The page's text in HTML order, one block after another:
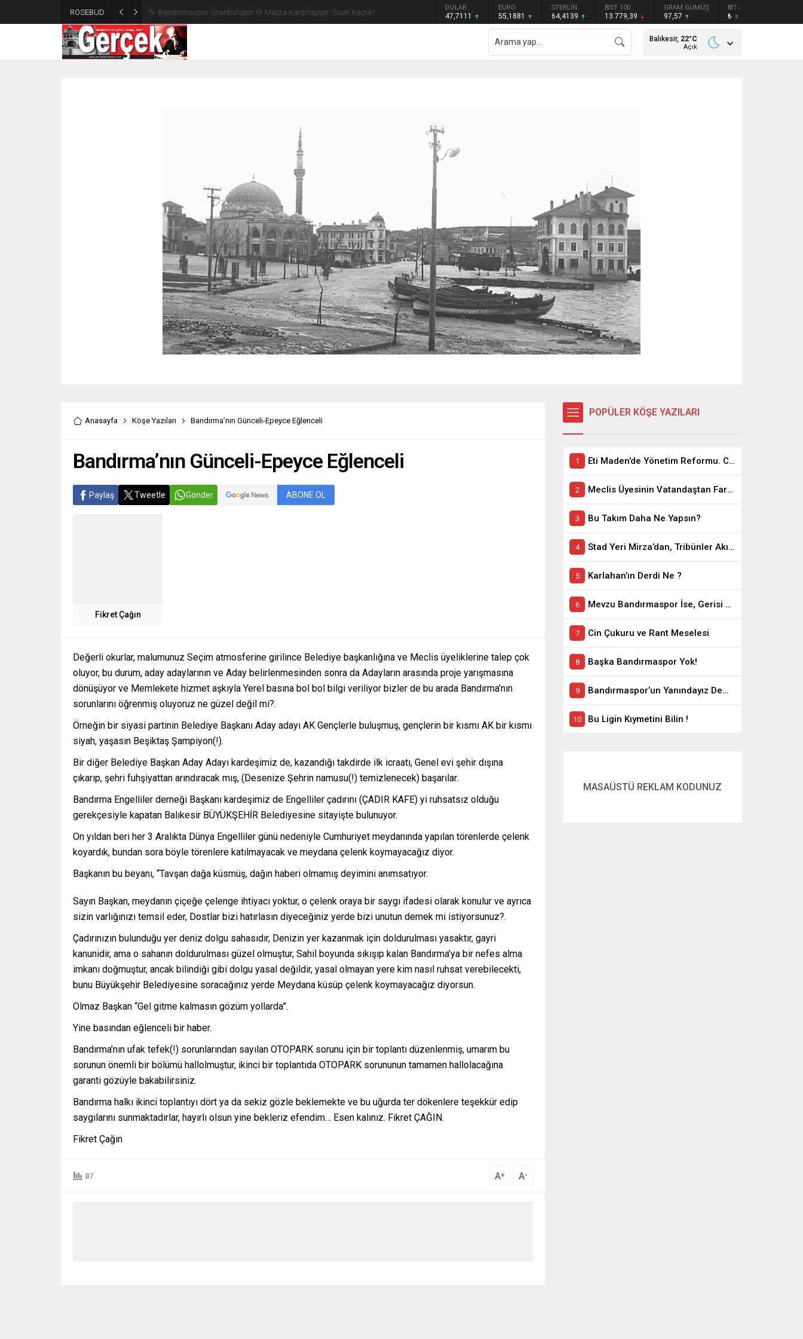
ROSEBUD Bandırmaspor İstanbulspor İlk Maçta Karşılaşıyor. Saat Kaçta? DOLAR
47,7111
EURO
55,1881
STERLİN
64,4139
BIST 100
13.779,39
GRAM GÜMÜŞ
97,57
BITCOIN
₺
Balıkesir, 22°C
Açık
Anasayfa Köşe Yazıları Bandırma’nın Günceli-Epeyce Eğlenceli
Bandırma’nın Günceli-Epeyce Eğlenceli
Paylaş Tweetle Gönder ABONE OL
Fikret Çağın
Değerli okurlar, malumunuz Seçim atmosferine girilince Belediye başkanlığına ve Meclis üyeliklerine talep çok
oluyor, bu durum, aday adaylarının ve Aday belirlenmesinden sonra da Adayların arasında proje yarışmasına
dönüşüyor ve Memlekete hizmet aşkıyla Yerel basına bol bol bilgi veriliyor bizler de bu arada Bandırma’nın
sorunlarını öğrenmiş oluyoruz ne güzel değil mi?.
Örneğin bir siyasi partinin Belediye Başkanı Aday adayı AK Gençlerle buluşmuş, gençlerin bir kısmı AK bir kısmı
siyah, yaşasın Beşiktaş Şampiyon(!).
Bir diğer Belediye Başkan Aday Adayı kardeşimiz de, kazandığı takdirde ilk icraatı, Genel evi şehir dışına
çıkarıp, şehri fuhşiyattan arındıracak mış, (Desenize Şehrin namusu(!) temizlenecek) başarılar.
Bandırma Engelliler derneği Başkanı kardeşimiz de Engelliler çadırını (ÇADIR KAFE) yi ruhsatsız olduğu
gerekçesiyle kapatan Balıkesir BÜYÜKŞEHİR Belediyesine sitayişte bulunuyor.
On yıldan beri her 3 Aralıkta Dünya Engelliler günü nedeniyle Cumhuriyet meydanında yapılan törenlerde çelenk
koyardık, bundan sora böyle törenlere katılmayacak ve meydana çelenk koymayacağız diyor.
Başkanın bu beyanı, “Tavşan dağa küsmüş, dağın haberi olmamış deyimini anımsatıyor.
Sayın Başkan, meydanın çiçeğe çelenge ihtiyacı yoktur, o çelenk oraya bir saygı ifadesi olarak konulur ve ayrıca
sizin varlığınızı temsil eder, Dostlar bizi hatırlasın diyeceğiniz yerde bizi unutun demek mi istiyorsunuz?.
Çadırınızın bulunduğu yer deniz dolgu sahasıdır, Denizin yer kazanmak için doldurulması yasaktır, gayri
kanunidir, ama o sahanın doldurulması güzel olmuştur, Sahil boyunda sıkışıp kalan Bandırma’ya bir nefes alma
imkanı doğmuştur, ancak bilindiği gibi dolgu yasal değildir, yasal olmayan yere kim nasıl ruhsat verebilecekti,
bunu Büyükşehir Belediyesine soracağınız yerde Meydana küsüp çelenk koymayacağız diyorsun.
Olmaz Başkan “Gel gitme kalmasın gözüm yollarda”.
Yine basından eğlenceli bir haber.
Bandırma’nın ufak tefek(!) sorunlarından sayılan OTOPARK sorunu için bir toplantı düzenlenmiş, umarım bu
sorunun önemli bir bölümü hallolmuştur, ikinci bir toplantıda OTOPARK sorununun tamamen hallolacağına
garanti gözüyle bakabilirsiniz.
Bandırma halkı ikinci toplantıyı dört ya da sekiz gözle beklemekte ve bu uğurda ter dökenlere teşekkür edip
saygılarını sunmaktadırlar, hayırlı olsun yine bekleriz efendim… Esen kalınız. Fikret ÇAĞIN.
Fikret Çağın
87 A+ A-
POPÜLER KÖŞE YAZILARI
Eti Maden’de Yönetim Reformu. CEO Modeli’nde Kadro / Taşeron İşçilik Ayrımı Kalkıyor
Meclis Üyesinin Vatandaştan Farkı Ne ?
Bu Takım Daha Ne Yapsın?
Stad Yeri Mirza’dan, Tribünler Akın’dan: Geriye Bakanlık Kaldı.
Karlahan’ın Derdi Ne ?
Mevzu Bandırmaspor İse, Gerisi Teferruattır
Cin Çukuru ve Rant Meselesi
Başka Bandırmaspor Yok!
Bandırmaspor’un Yanındayız Demekle Olmuyor!
Bu Ligin Kıymetini Bilin !
MASAÜSTÜ REKLAM KODUNUZ